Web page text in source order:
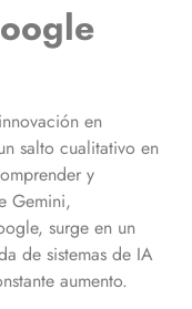
en
salto cualitativo en
y
Gemini,
surge en un
de sistemas de IA
aumento.